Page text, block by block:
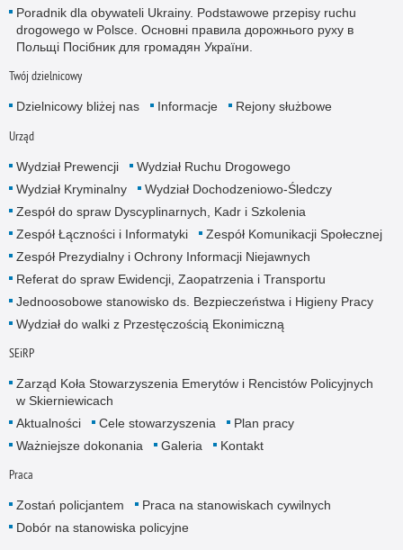
Poradnik dla obywateli Ukrainy. Podstawowe przepisy ruchu
drogowego w Polsce. Основні правила дорожнього руху в
Польщі Посібник для громадян України.
Twój dzielnicowy
Dzielnicowy bliżej nas Informacje Rejony służbowe
Urząd
Wydział Prewencji
Wydział Ruchu Drogowego
Wydział Kryminalny
Wydział Dochodzeniowo-Śledczy
Zespół do spraw Dyscyplinarnych, Kadr i Szkolenia
Zespół Łączności i Informatyki
Zespół Komunikacji Społecznej
Zespół Prezydialny i Ochrony Informacji Niejawnych
Referat do spraw Ewidencji, Zaopatrzenia i Transportu
Jednoosobowe stanowisko ds. Bezpieczeństwa i Higieny Pracy
Wydział do walki z Przestęczością Ekonimiczną
SEiRP
Zarząd Koła Stowarzyszenia Emerytów i Rencistów Policyjnych
w Skierniewicach
Aktualności
Cele stowarzyszenia
Plan pracy
Ważniejsze dokonania
Galeria Kontakt
Praca
Zostań policjantem
Praca na stanowiskach cywilnych
Dobór na stanowiska policyjne